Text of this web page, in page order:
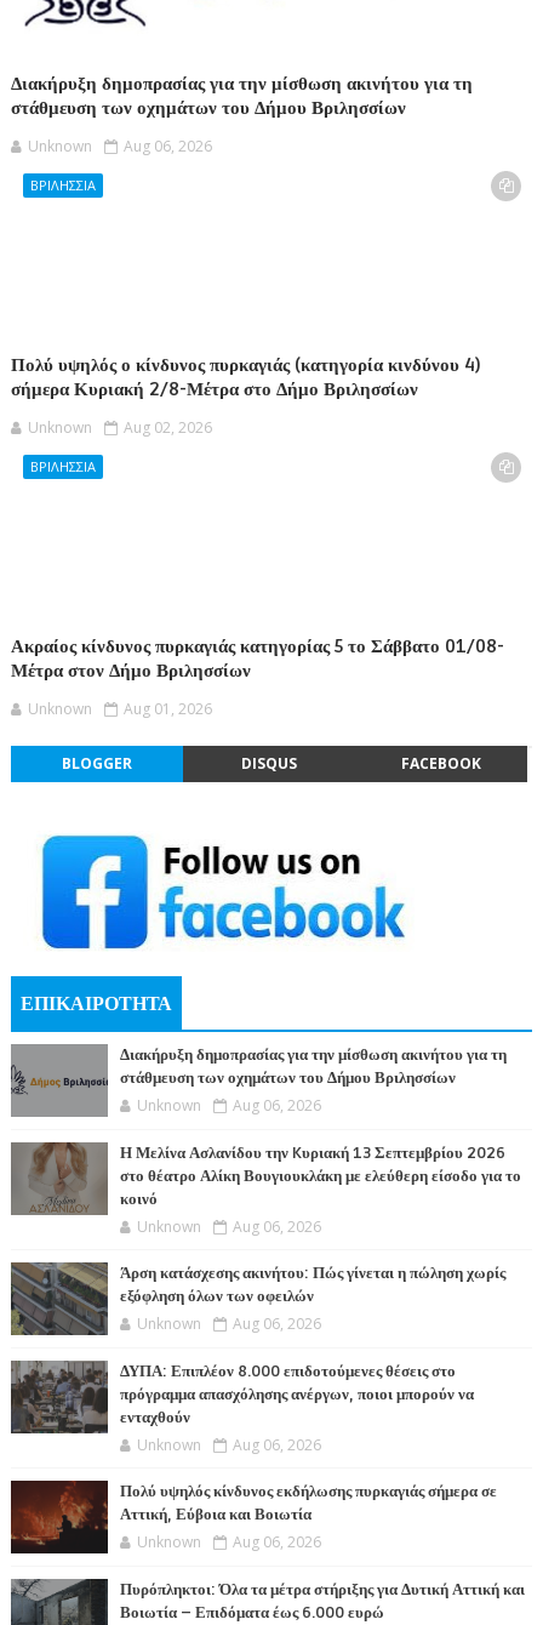
Διακήρυξη δημοπρασίας για την μίσθωση ακινήτου για τη
στάθμευση των οχημάτων του Δήμου Βριλησσίων
Unknown Aug 06, 2026
ΒΡΙΛΗΣΣΙΑ
Πολύ υψηλός ο κίνδυνος πυρκαγιάς (κατηγορία κινδύνου 4)
σήμερα Κυριακή 2/8-Μέτρα στο Δήμο Βριλησσίων
Unknown Aug 02, 2026
ΒΡΙΛΗΣΣΙΑ
Ακραίος κίνδυνος πυρκαγιάς κατηγορίας 5 το Σάββατο 01/08-
Μέτρα στον Δήμο Βριλησσίων
Unknown Aug 01, 2026
BLOGGER DISQUS FACEBOOK
ΕΠΙΚΑΙΡΟΤΗΤΑ
Διακήρυξη δημοπρασίας για την μίσθωση ακινήτου για τη
στάθμευση των οχημάτων του Δήμου Βριλησσίων
Unknown Aug 06, 2026
Η Μελίνα Ασλανίδου την Kυριακή 13 Σεπτεμβρίου 2026
στο θέατρο Αλίκη Βουγιουκλάκη με ελεύθερη είσοδο για το
κοινό
Unknown Aug 06, 2026
Άρση κατάσχεσης ακινήτου: Πώς γίνεται η πώληση χωρίς
εξόφληση όλων των οφειλών
Unknown Aug 06, 2026
ΔΥΠΑ: Επιπλέον 8.000 επιδοτούμενες θέσεις στο
πρόγραμμα απασχόλησης ανέργων, ποιοι μπορούν να
ενταχθούν
Unknown Aug 06, 2026
Πολύ υψηλός κίνδυνος εκδήλωσης πυρκαγιάς σήμερα σε
Αττική, Εύβοια και Βοιωτία
Unknown Aug 06, 2026
Πυρόπληκτοι: Όλα τα μέτρα στήριξης για Δυτική Αττική και
Βοιωτία – Επιδόματα έως 6.000 ευρώ